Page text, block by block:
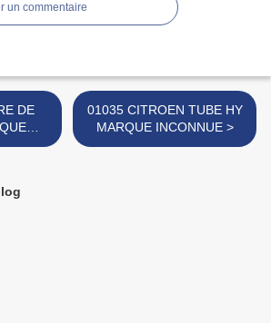
un commentaire
01035 CITROEN TUBE HY
MARQUE INCONNUE >